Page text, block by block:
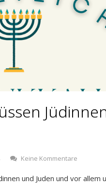
Keine Kommentare
und Juden und vor allem